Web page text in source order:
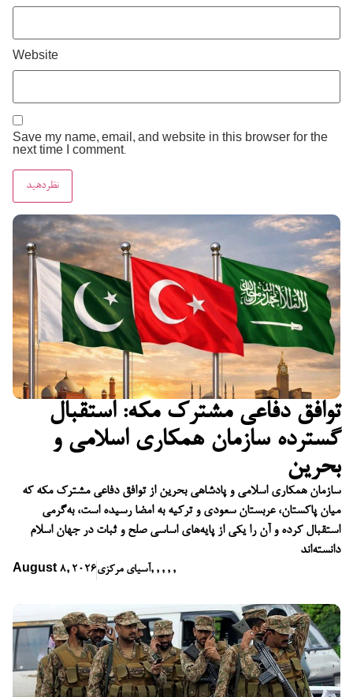
توافق دفاعی مشترک مکه: استقبال
گسترده سازمان همکاری اسلامی و
بحرین
سازمان همکاری اسلامی و پادشاهی بحرین از توافق دفاعی مشترک مکه که
میان پاکستان، عربستان سعودی و ترکیه به امضا رسیده است، به‌گرمی
استقبال کرده و آن را یکی از پایه‌های اساسی صلح و ثبات در جهان اسلام
دانسته‌اند
August 8, 2026آسیای مرکزی, , , , ,
Website
Save my name, email, and website in this browser for the
next time I comment.